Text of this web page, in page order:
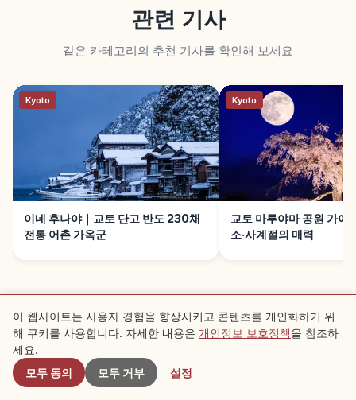
관련 기사
같은 카테고리의 추천 기사를 확인해 보세요
Kyoto
이네 후나야｜교토 단고 반도 230채
전통 어촌 가옥군
Kyoto
교토 마루야마 공원 가이
소·사계절의 매력
근처 스팟
이용약관개인정보 보호정책
이 웹사이트는 사용자 경험을 향상시키고 콘텐츠를 개인화하기 위
해 쿠키를 사용합니다. 자세한 내용은 개인정보 보호정책을 참조하
세요.
모두 동의
모두 거부 설정